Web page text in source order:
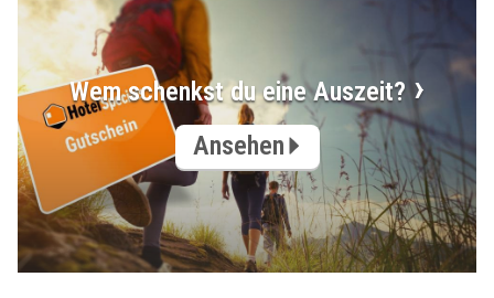
Wem schenkst du eine Auszeit?
Ansehen